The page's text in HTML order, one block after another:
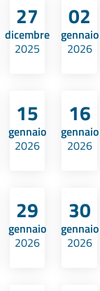
27
dicembre
2025
02
gennaio
2026
15
gennaio
2026
16
gennaio
2026
29
gennaio
2026
30
gennaio
2026